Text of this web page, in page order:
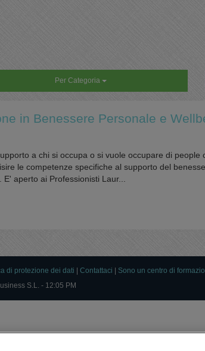
Per Categoria
in Benessere Personale e
a chi si occupa o si vuole occupare di people
le competenze specifiche al supporto del
aperto ai Professionisti Laur...
di protezione dei dati Contattaci Sono un centro di
S.L. - 12:05 PM